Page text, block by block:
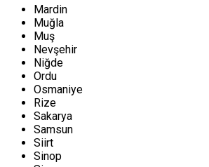
Mardin
Muğla
Muş
Nevşehir
Niğde
Ordu
Osmaniye
Rize
Sakarya
Samsun
Siirt
Sinop